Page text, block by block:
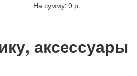
На сумму: 0 р.
аксессуары